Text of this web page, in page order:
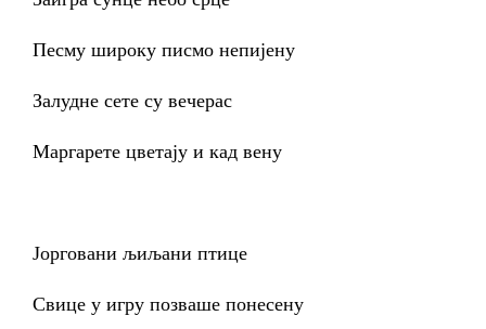
Песму широку писмо непијену
Залудне сете су вечерас
Маргарете цветају и кад вену
Јорговани љиљани птице
Свице у игру позваше понесену